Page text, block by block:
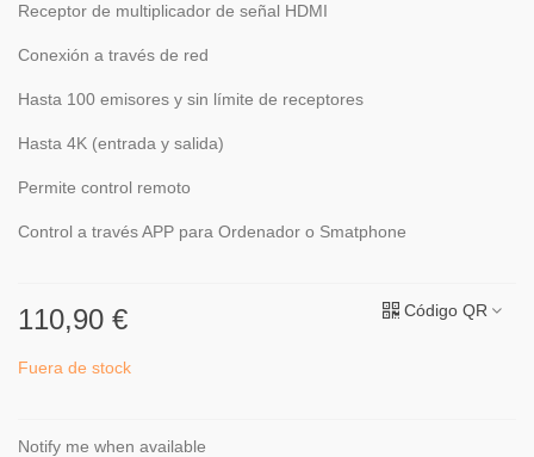
Receptor de multiplicador de señal HDMI
Conexión a través de red
Hasta 100 emisores y sin límite de receptores
Hasta 4K (entrada y salida)
Permite control remoto
Control a través APP para Ordenador o Smatphone
110,90 € Código QR
Fuera de stock
Notify me when available